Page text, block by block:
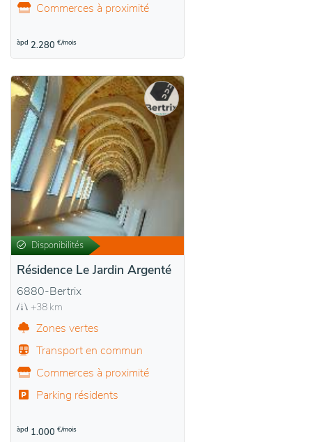
Commerces à proximité
àpd 2.280 €/mois
Disponibilités
Résidence Le Jardin Argenté
6880-Bertrix
+38 km
Zones vertes
Transport en commun
Commerces à proximité
Parking résidents
àpd 1.000 €/mois